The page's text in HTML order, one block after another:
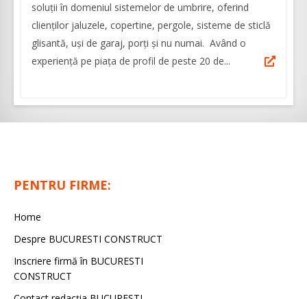
soluții în domeniul sistemelor de umbrire, oferind
clienților jaluzele, copertine, pergole, sisteme de sticlă
glisantă, uși de garaj, porți și nu numai. Având o
experiență pe piața de profil de peste 20 de...
PENTRU FIRME:
Home
Despre BUCURESTI CONSTRUCT
Inscriere firmă în BUCURESTI
CONSTRUCT